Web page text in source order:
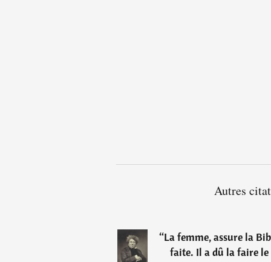
Autres
“La femme, assure la
faite. Il a dû la faire